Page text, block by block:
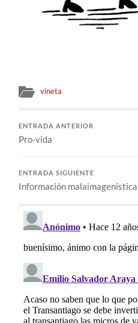
vineta
ENTRADA ANTERIOR
Pro-vida
ENTRADA SIGUIENTE
Información malaimagenística